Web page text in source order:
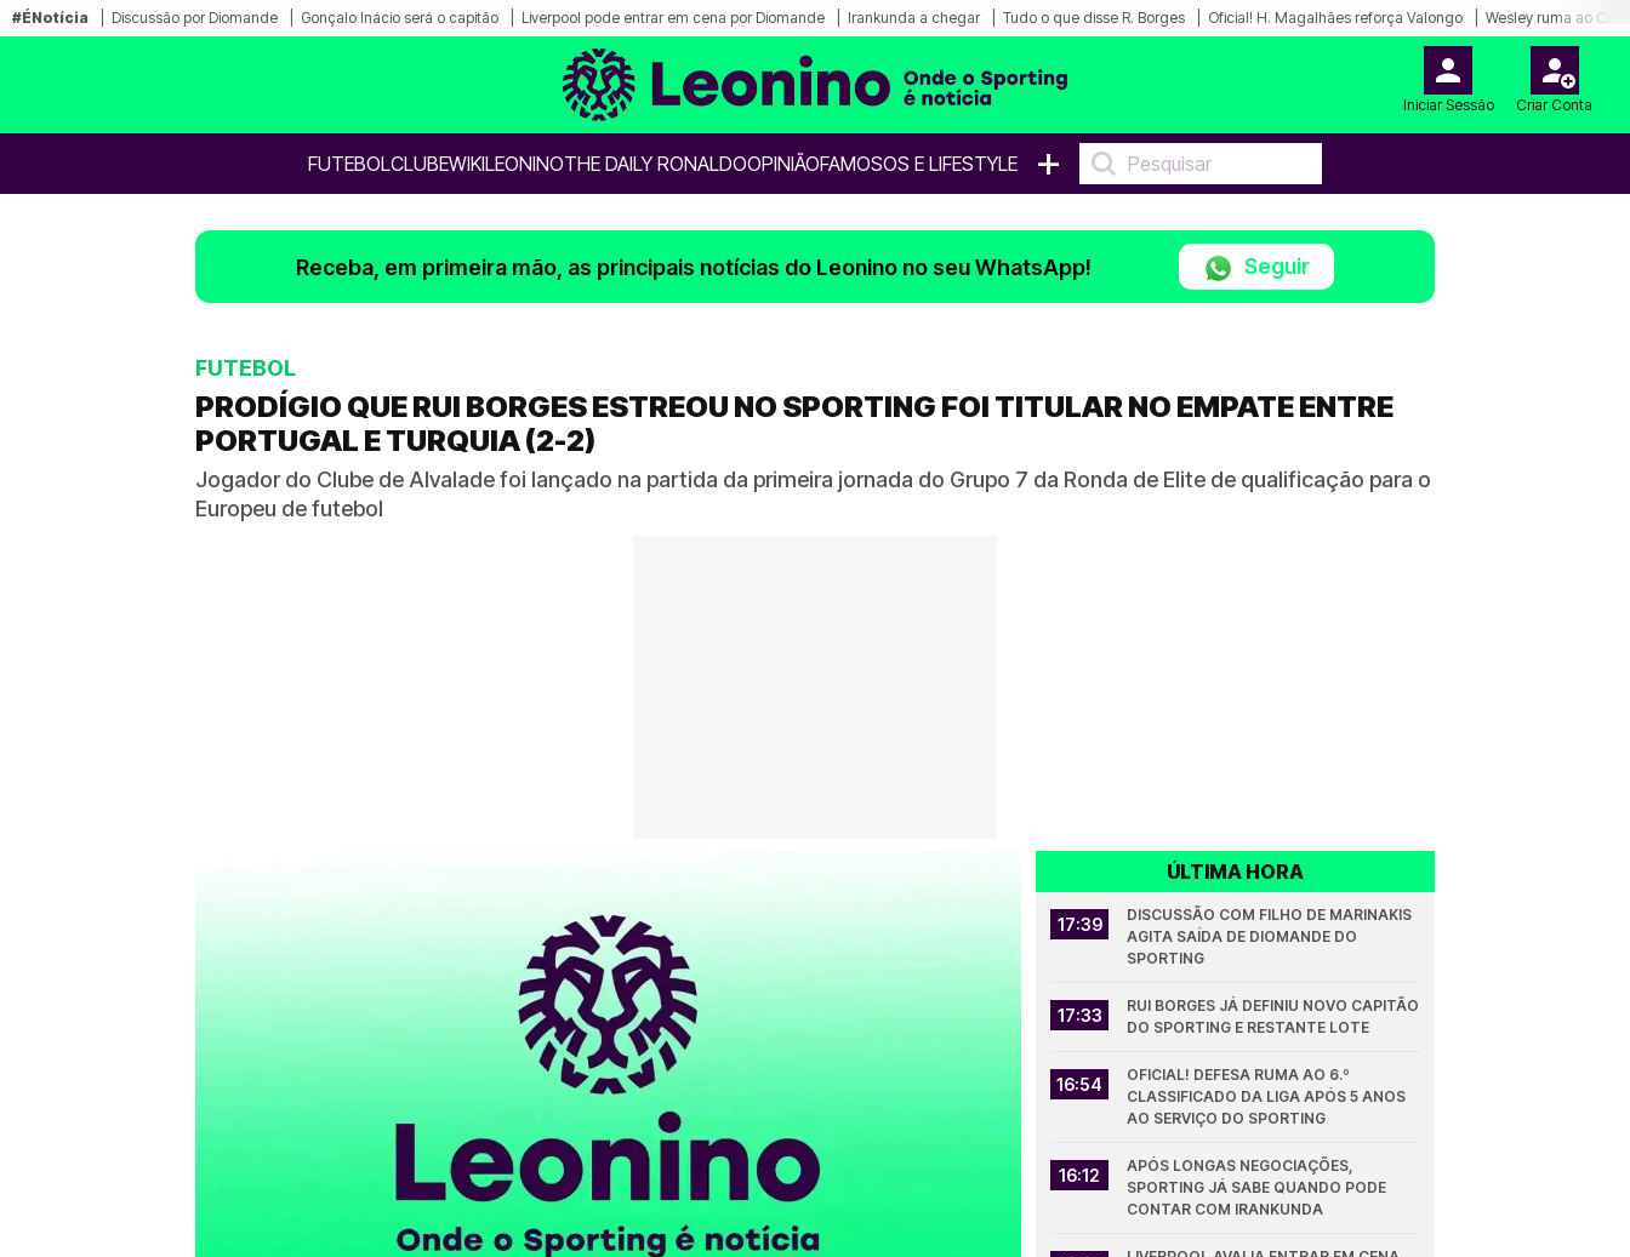
#ÉNotícia Discussão por Diomande Gonçalo Inácio será o capitão Liverpool pode entrar em cena por Diomande Irankunda a chegar Tudo o que disse R. Borges Oficial! H. Magalhães reforça Valongo Wesley ruma ao
Iniciar Sessão Criar Conta
FUTEBOLCLUBEWIKILEONINOTHE DAILY RONALDOOPINIÃOFAMOSOS E LIFESTYLE +
Receba, em primeira mão, as principais notícias do Leonino no seu WhatsApp! Seguir
FUTEBOL
PRODÍGIO QUE RUI BORGES ESTREOU NO SPORTING FOI TITULAR NO EMPATE ENTRE
PORTUGAL E TURQUIA (2-2)
Jogador do Clube de Alvalade foi lançado na partida da primeira jornada do Grupo 7 da Ronda de Elite de qualificação para o
Europeu de futebol
ÚLTIMA HORA
17:39
DISCUSSÃO COM FILHO DE MARINAKIS
AGITA SAÍDA DE DIOMANDE DO
SPORTING
17:33
RUI BORGES JÁ DEFINIU NOVO CAPITÃO
DO SPORTING E RESTANTE LOTE
16:54
OFICIAL! DEFESA RUMA AO 6.º
CLASSIFICADO DA LIGA APÓS 5 ANOS
AO SERVIÇO DO SPORTING
16:12
APÓS LONGAS NEGOCIAÇÕES,
SPORTING JÁ SABE QUANDO PODE
CONTAR COM IRANKUNDA